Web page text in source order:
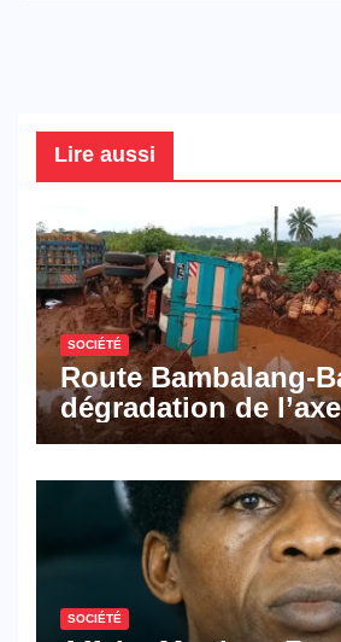
Lire aussi
SOCIÉTÉ
Route Bambalang-
dégradation de
les activités
SOCIÉTÉ